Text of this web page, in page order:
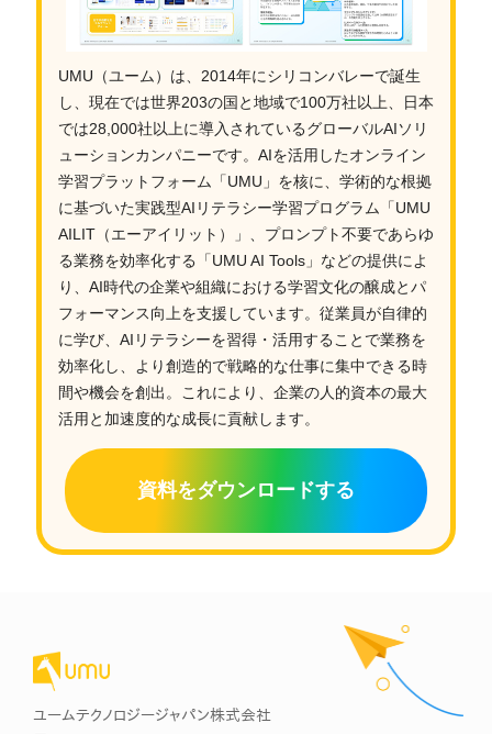
UMU（ユーム）は、2014年にシリコンバレーで誕生
し、現在では世界203の国と地域で100万社以上、日本
では28,000社以上に導入されているグローバルAIソリ
ューションカンパニーです。AIを活用したオンライン
学習プラットフォーム「UMU」を核に、学術的な根拠
に基づいた実践型AIリテラシー学習プログラム「UMU
AILIT（エーアイリット）」、プロンプト不要であらゆ
る業務を効率化する「UMU AI Tools」などの提供によ
り、AI時代の企業や組織における学習文化の醸成とパ
フォーマンス向上を支援しています。従業員が自律的
に学び、AIリテラシーを習得・活用することで業務を
効率化し、より創造的で戦略的な仕事に集中できる時
間や機会を創出。これにより、企業の人的資本の最大
活用と加速度的な成長に貢献します。
資料をダウンロードする
ユームテクノロジージャパン株式会社